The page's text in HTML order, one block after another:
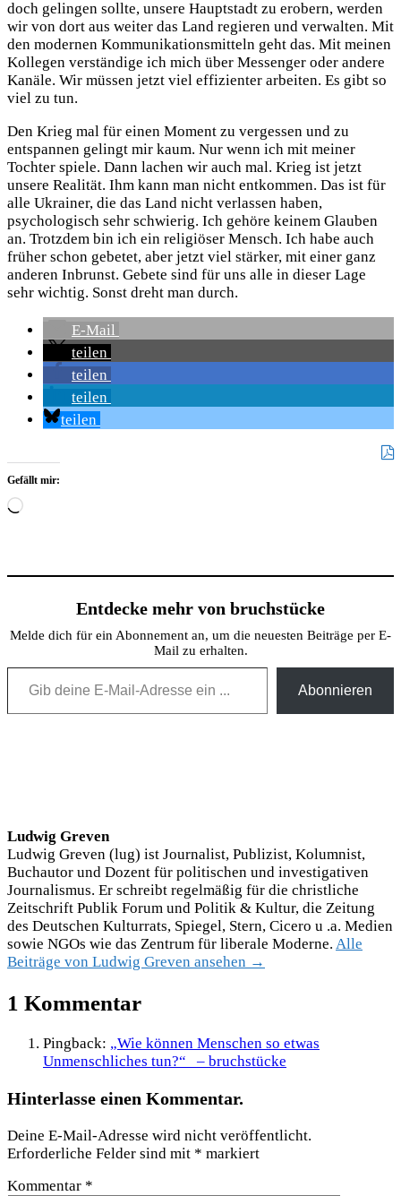
doch gelingen sollte, unsere Hauptstadt zu erobern, werden
wir von dort aus weiter das Land regieren und verwalten. Mit
den modernen Kommunikationsmitteln geht das. Mit meinen
Kollegen verständige ich mich über Messenger oder andere
Kanäle. Wir müssen jetzt viel effizienter arbeiten. Es gibt so
viel zu tun.
Den Krieg mal für einen Moment zu vergessen und zu
entspannen gelingt mir kaum. Nur wenn ich mit meiner
Tochter spiele. Dann lachen wir auch mal. Krieg ist jetzt
unsere Realität. Ihm kann man nicht entkommen. Das ist für
alle Ukrainer, die das Land nicht verlassen haben,
psychologisch sehr schwierig. Ich gehöre keinem Glauben
an. Trotzdem bin ich ein religiöser Mensch. Ich habe auch
früher schon gebetet, aber jetzt viel stärker, mit einer ganz
anderen Inbrunst. Gebete sind für uns alle in dieser Lage
sehr wichtig. Sonst dreht man durch.
E-Mail
teilen
teilen
teilen
teilen
Gefällt mir:
Wird
Entdecke mehr von bruchstücke
Melde dich für ein Abonnement an, um die neuesten Beiträge per E-
Mail zu erhalten.
Gib deine E-Mail-Adresse ein ...
Abonnieren
Ludwig Greven
Ludwig Greven (lug) ist Journalist, Publizist, Kolumnist,
Buchautor und Dozent für politischen und investigativen
Journalismus. Er schreibt regelmäßig für die christliche
Zeitschrift Publik Forum und Politik & Kultur, die Zeitung
des Deutschen Kulturrats, Spiegel, Stern, Cicero u .a. Medien
sowie NGOs wie das Zentrum für liberale Moderne. Alle
Beiträge von Ludwig Greven ansehen →
1 Kommentar
Pingback: „Wie können Menschen so etwas
Unmenschliches tun?“ – bruchstücke
Hinterlasse einen Kommentar.
Deine E-Mail-Adresse wird nicht veröffentlicht.
Erforderliche Felder sind mit * markiert
Kommentar *